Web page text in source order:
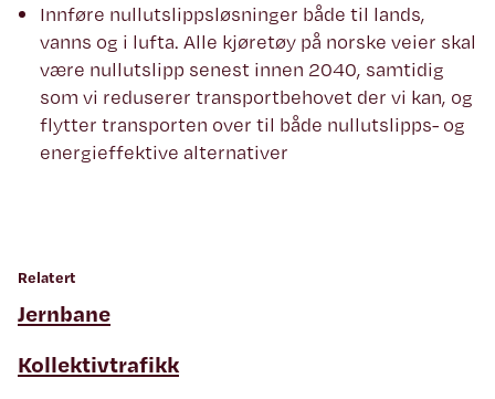
Innføre nullutslippsløsninger både til lands,
vanns og i lufta. Alle kjøretøy på norske veier skal
være nullutslipp senest innen 2040, samtidig
som vi reduserer transportbehovet der vi kan, og
flytter transporten over til både nullutslipps- og
energieffektive alternativer
Relatert
Jernbane
Kollektivtrafikk